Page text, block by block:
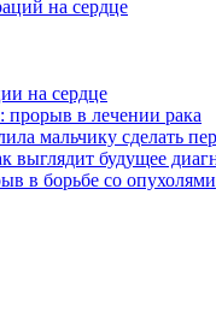
на сердце
на сердце
прорыв в лечении рака
мальчику сделать
выглядит будущее
в борьбе со опухолями